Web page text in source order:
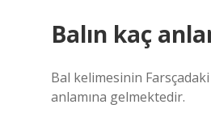
Balın kaç
Bal kelimesinin
anlamına gelmektedir.